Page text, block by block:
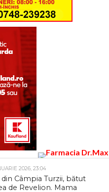
2026, 23:04
Câmpia Turzii, bătut
de Revelion. Mama